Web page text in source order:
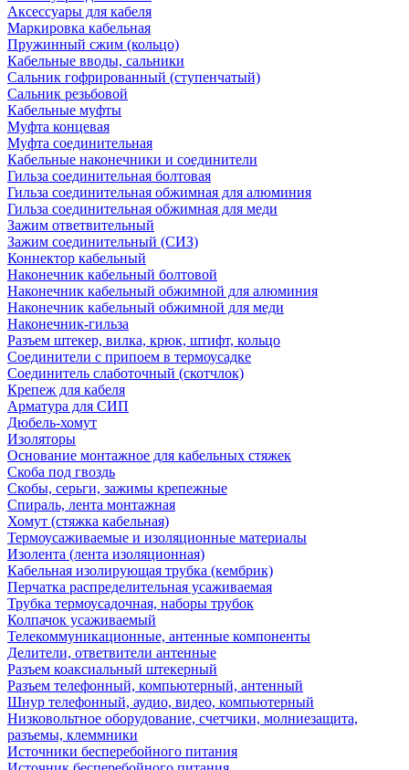
Аксессуары для кабеля
Маркировка кабельная
Пружинный сжим (кольцо)
Кабельные вводы, сальники
Сальник гофрированный (ступенчатый)
Сальник резьбовой
Кабельные муфты
Муфта концевая
Муфта соединительная
Кабельные наконечники и соединители
Гильза соединительная болтовая
Гильза соединительная обжимная для алюминия
Гильза соединительная обжимная для меди
Зажим ответвительный
Зажим соединительный (СИЗ)
Коннектор кабельный
Наконечник кабельный болтовой
Наконечник кабельный обжимной для алюминия
Наконечник кабельный обжимной для меди
Наконечник-гильза
Разъем штекер, вилка, крюк, штифт, кольцо
Соединители с припоем в термоусадке
Соединитель слаботочный (скотчлок)
Крепеж для кабеля
Арматура для СИП
Дюбель-хомут
Изоляторы
Основание монтажное для кабельных стяжек
Скоба под гвоздь
Скобы, серьги, зажимы крепежные
Спираль, лента монтажная
Хомут (стяжка кабельная)
Термоусаживаемые и изоляционные материалы
Изолента (лента изоляционная)
Кабельная изолирующая трубка (кембрик)
Перчатка распределительная усаживаемая
Трубка термоусадочная, наборы трубок
Колпачок усаживаемый
Телекоммуникационные, антенные компоненты
Делители, ответвители антенные
Разъем коаксиальный штекерный
Разъем телефонный, компьютерный, антенный
Шнур телефонный, аудио, видео, компьютерный
Низковольтное оборудование, счетчики, молниезащита,
разъемы, клеммники
Источники бесперебойного питания